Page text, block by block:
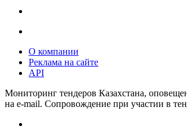
О компании
Реклама на сайте
API
Мониторинг тендеров Казахстана,
на e-mail. Сопровождение при участии в